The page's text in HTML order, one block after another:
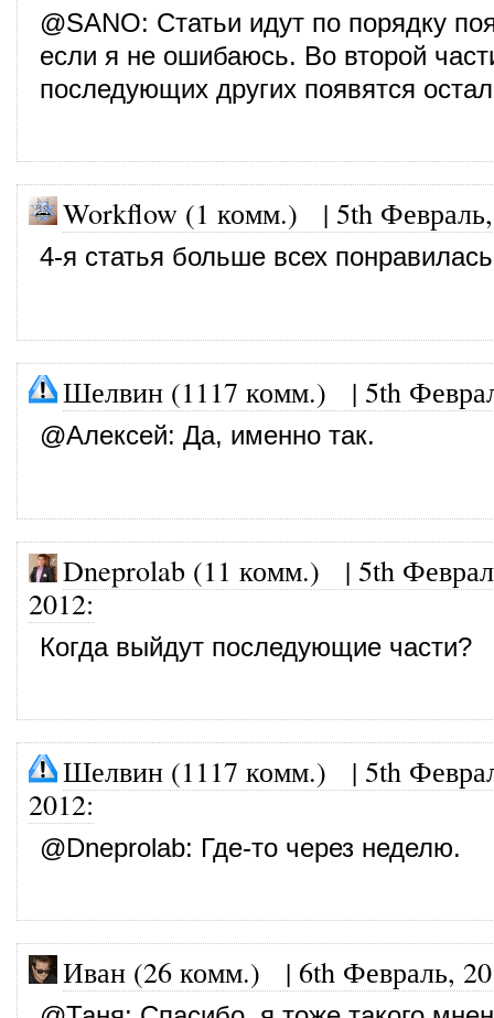
@SANO: Статьи идут по порядку
если я не ошибаюсь. Во второй
последующих других появятся
Workflow (1 комм.) | 5th
4-я статья больше всех понравилась
Шелвин (1117 комм.) | 5th
@Алексей: Да, именно так.
Dneprolab (11 комм.) | 5th
2012:
Когда выйдут последующие части?
Шелвин (1117 комм.) | 5th
2012:
@Dneprolab: Где-то через неделю.
Иван (26 комм.) | 6th Февраль,